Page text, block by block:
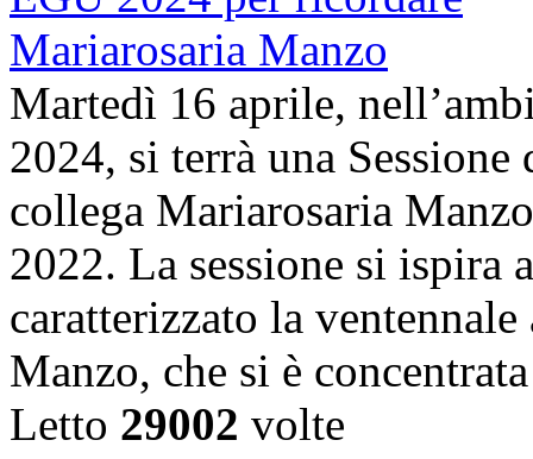
Martedì 16 aprile,
2024, si terrà una
collega Mariarosaria
2022. La sessione si ispira
caratterizzato la
Manzo, che si è
Letto 29002 volte